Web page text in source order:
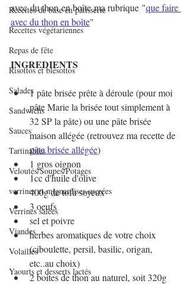
Recettes de base en pâtisserie
Recettes végétariennes
Repas de fête
Risottos et blésottos
Salades
Sandwichs
Sauces
Tartinables
Veloutés/Soupes/Potages
verrines et mignardises sucrées
Verrines salées
Viandes
Volailles
Yaourts et desserts lactés
avec du thon en boîte ma rubrique "que faire
avec du thon en boîte"
INGREDIENTS
1 pâte brisée prête à déroule (pour moi
pâte Marie la brisée tout simplement à
32 SP la pâte) ou une pâte brisée
maison allégée (retrouvez ma recette de
pâte brisée allégée)
1 gros oignon
1cc d'huile d'olive
400g de tofu soyeux
3 oeufs
sel et poivre
herbes aromatiques de votre choix
(ciboulette, persil, basilic, origan,
etc..au choix)
2 boites de thon au naturel, soit 320g